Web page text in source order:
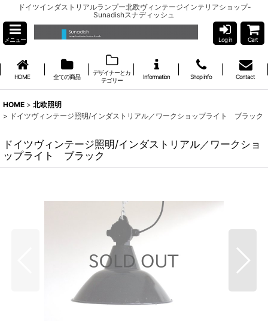
ドイツインダストリアルランプー北欧ヴィンテージインテリアショップ-
Sunadishスナディッシュ
メニュー Log in Cart
HOME 全ての商品
デザイナーとカ
テゴリー
Information Shop info Contact
HOME > 北欧照明
> ドイツヴィンテージ照明/インダストリアル／ワークショップライト ブラック
ドイツヴィンテージ照明/インダストリアル／ワークショ
ップライト ブラック